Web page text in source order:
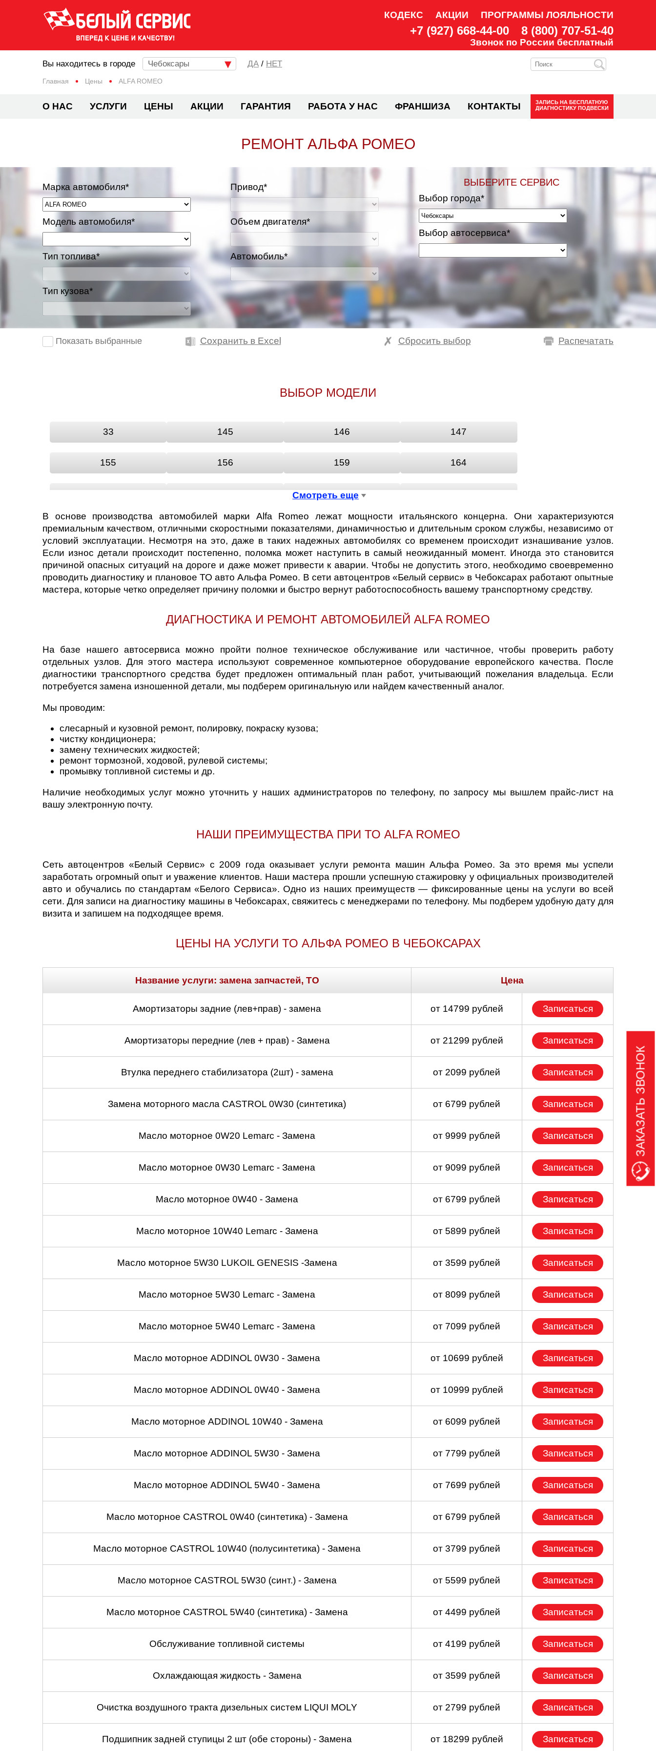
КОДЕКС АКЦИИ ПРОГРАММЫ ЛОЯЛЬНОСТИ
+7 (927) 668-44-00 8 (800) 707-51-40
Звонок по России бесплатный
Главная Цены ALFA ROMEO
Вы находитесь в городе Чебоксары / НЕТ
О НАС УСЛУГИ ЦЕНЫ АКЦИИ ГАРАНТИЯ РАБОТА У НАС ФРАНШИЗА КОНТАКТЫ ЗАПИСЬ НА БЕСПЛАТНУЮ
ДИАГНОСТИКУ ПОДВЕСКИ
РЕМОНТ АЛЬФА РОМЕО
Марка автомобиля*
Модель автомобиля*
Тип топлива*
Тип кузова*
Привод*
Объем двигателя*
Автомобиль*
ВЫБЕРИТЕ СЕРВИС
Выбор города*
Выбор автосервиса*
Показать выбранные Сохранить в Excel Распечатать
Сбросить выбор
ВЫБОР МОДЕЛИ
33 145 146 147
155 156 159 164
166 168 4C 75
BRERA GIULIETTA GT GTV
MITO RZ SPIDER SZ
Смотреть еще
В основе производства автомобилей марки Alfa Romeo лежат мощности итальянского концерна. Они характеризуются
премиальным качеством, отличными скоростными показателями, динамичностью и длительным сроком службы, независимо от
условий эксплуатации. Несмотря на это, даже в таких надежных автомобилях со временем происходит изнашивание узлов.
Если износ детали происходит постепенно, поломка может наступить в самый неожиданный момент. Иногда это становится
причиной опасных ситуаций на дороге и даже может привести к аварии. Чтобы не допустить этого, необходимо своевременно
проводить диагностику и плановое ТО авто Альфа Ромео. В сети автоцентров «Белый сервис» в Чебоксарах работают опытные
мастера, которые четко определяет причину поломки и быстро вернут работоспособность вашему транспортному средству.
ДИАГНОСТИКА И РЕМОНТ АВТОМОБИЛЕЙ ALFA ROMEO
На базе нашего автосервиса можно пройти полное техническое обслуживание или частичное, чтобы проверить работу
отдельных узлов. Для этого мастера используют современное компьютерное оборудование европейского качества. После
диагностики транспортного средства будет предложен оптимальный план работ, учитывающий пожелания владельца. Если
потребуется замена изношенной детали, мы подберем оригинальную или найдем качественный аналог.
Мы проводим:
слесарный и кузовной ремонт, полировку, покраску кузова;
чистку кондиционера;
замену технических жидкостей;
ремонт тормозной, ходовой, рулевой системы;
промывку топливной системы и др.
Наличие необходимых услуг можно уточнить у наших администраторов по телефону, по запросу мы вышлем прайс-лист на
вашу электронную почту.
НАШИ ПРЕИМУЩЕСТВА ПРИ ТО ALFA ROMEO
Сеть автоцентров «Белый Сервис» с 2009 года оказывает услуги ремонта машин Альфа Ромео. За это время мы успели
заработать огромный опыт и уважение клиентов. Наши мастера прошли успешную стажировку у официальных производителей
авто и обучались по стандартам «Белого Сервиса». Одно из наших преимуществ — фиксированные цены на услуги во всей
сети. Для записи на диагностику машины в Чебоксарах, свяжитесь с менеджерами по телефону. Мы подберем удобную дату для
визита и запишем на подходящее время.
ЦЕНЫ НА УСЛУГИ ТО АЛЬФА РОМЕО В ЧЕБОКСАРАХ
Название услуги: замена запчастей, ТО Цена
Амортизаторы задние (лев+прав) - замена от 14799 рублей Записаться
Амортизаторы передние (лев + прав) - Замена от 21299 рублей Записаться
Втулка переднего стабилизатора (2шт) - замена от 2099 рублей Записаться
Замена моторного масла CASTROL 0W30 (синтетика) от 6799 рублей Записаться
Масло моторное 0W20 Lemarc - Замена от 9999 рублей Записаться
Масло моторное 0W30 Lemarc - Замена от 9099 рублей Записаться
Масло моторное 0W40 - Замена от 6799 рублей Записаться
Масло моторное 10W40 Lemarc - Замена от 5899 рублей Записаться
Масло моторное 5W30 LUKOIL GENESIS -Замена от 3599 рублей Записаться
Масло моторное 5W30 Lemarc - Замена от 8099 рублей Записаться
Масло моторное 5W40 Lemarc - Замена от 7099 рублей Записаться
Масло моторное ADDINOL 0W30 - Замена от 10699 рублей Записаться
Масло моторное ADDINOL 0W40 - Замена от 10999 рублей Записаться
Масло моторное ADDINOL 10W40 - Замена от 6099 рублей Записаться
Масло моторное ADDINOL 5W30 - Замена от 7799 рублей Записаться
Масло моторное ADDINOL 5W40 - Замена от 7699 рублей Записаться
Масло моторное CASTROL 0W40 (синтетика) - Замена от 6799 рублей Записаться
Масло моторное CASTROL 10W40 (полусинтетика) - Замена от 3799 рублей Записаться
Масло моторное CASTROL 5W30 (синт.) - Замена от 5599 рублей Записаться
Масло моторное CASTROL 5W40 (синтетика) - Замена от 4499 рублей Записаться
Обслуживание топливной системы от 4199 рублей Записаться
Охлаждающая жидкость - Замена от 3599 рублей Записаться
Очистка воздушного тракта дизельных систем LIQUI MOLY от 2799 рублей Записаться
Подшипник задней ступицы 2 шт (обе стороны) - Замена от 18299 рублей Записаться
ЗАКАЗАТЬ ЗВОНОК